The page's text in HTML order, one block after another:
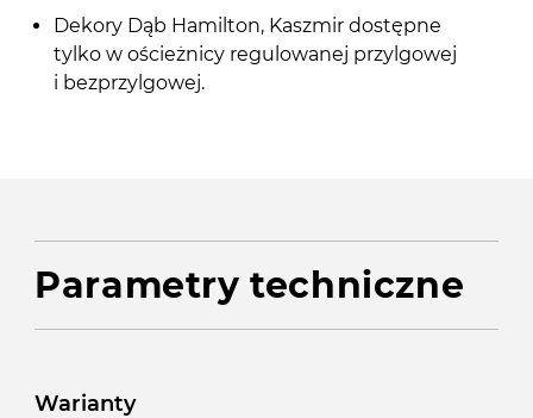
Dekory Dąb Hamilton, Kaszmir dostępne
tylko w ościeżnicy regulowanej przylgowej
i bezprzylgowej.
Parametry techniczne
Warianty